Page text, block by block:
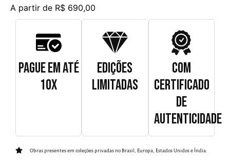
A partir de R$ 690,00
PAGUE EM ATÉ
10X
EDIÇÕES
LIMITADAS
COM
CERTIFICADO
DE
AUTENTICIDADE
Obras presentes em coleções privadas no Brasil, Europa, Estados Unidos e Índia.